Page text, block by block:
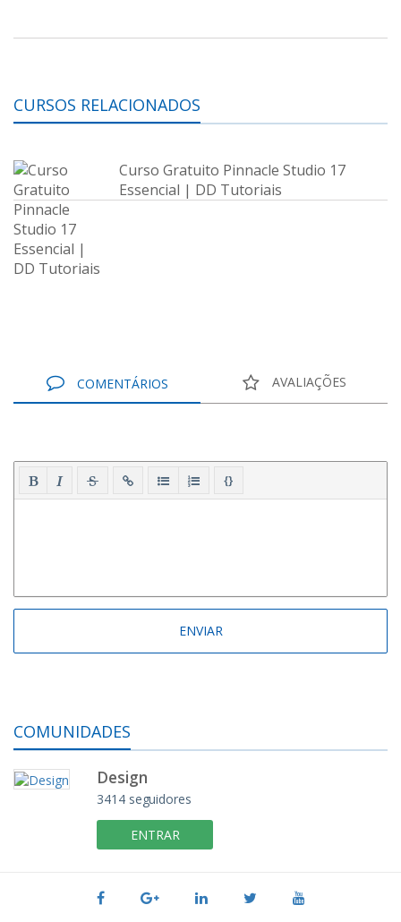
CURSOS RELACIONADOS
Curso Gratuito Pinnacle Studio 17
Essencial | DD Tutoriais
COMENTÁRIOS AVALIAÇÕES
{}
COMUNIDADES
Design
3414 seguidores
ENTRAR